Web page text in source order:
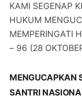
KAMI SEGENAP
HUKUM
MEMPERINGATI
– 96 (28
MENGUCAPKAN
SANTRI